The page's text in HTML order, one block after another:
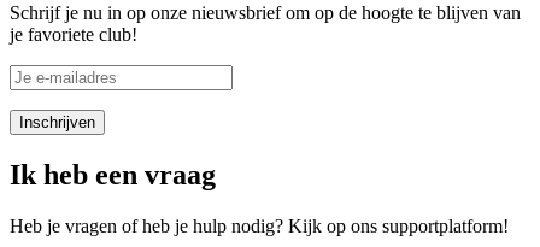
Schrijf je nu in op onze nieuwsbrief om op de hoogte te blijven van
je favoriete club!
Ik heb een vraag
Heb je vragen of heb je hulp nodig? Kijk op ons supportplatform!